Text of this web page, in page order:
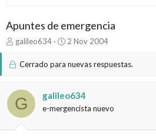
Apuntes de emergencia
I
i
a
d
o
galileo634
F
c
d
i
2 Nov 2004
Cerrado para nuevas respuestas.
G galileo634
e-mergencista nuevo